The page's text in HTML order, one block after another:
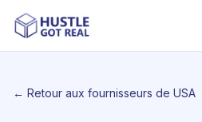
← Retour aux fournisseurs de USA